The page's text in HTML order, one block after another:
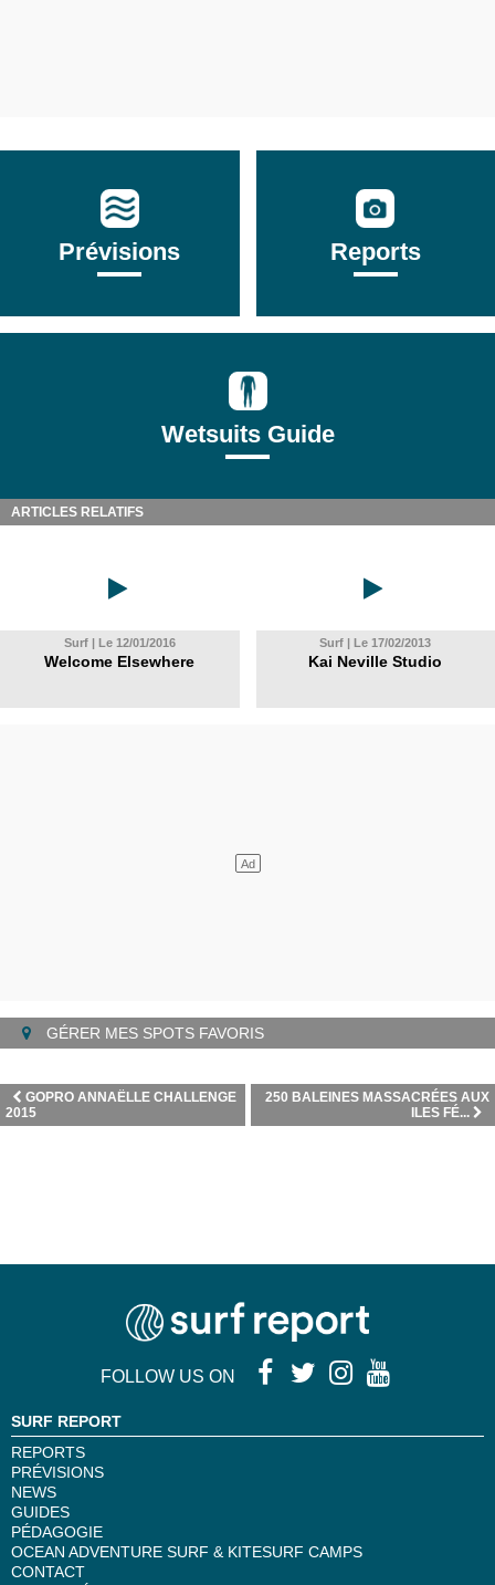
Prévisions Reports
Wetsuits Guide
ARTICLES RELATIFS
Surf | Le 12/01/2016
Welcome Elsewhere
Surf | Le 17/02/2013
Kai Neville Studio
GÉRER MES SPOTS FAVORIS
250 BALEINES MASSACRÉES AUX
ILES FÉ...
GOPRO ANNAËLLE CHALLENGE
2015
FOLLOW US ON
SURF REPORT
REPORTS
PRÉVISIONS
NEWS
GUIDES
PÉDAGOGIE
OCEAN ADVENTURE SURF & KITESURF CAMPS
CONTACT